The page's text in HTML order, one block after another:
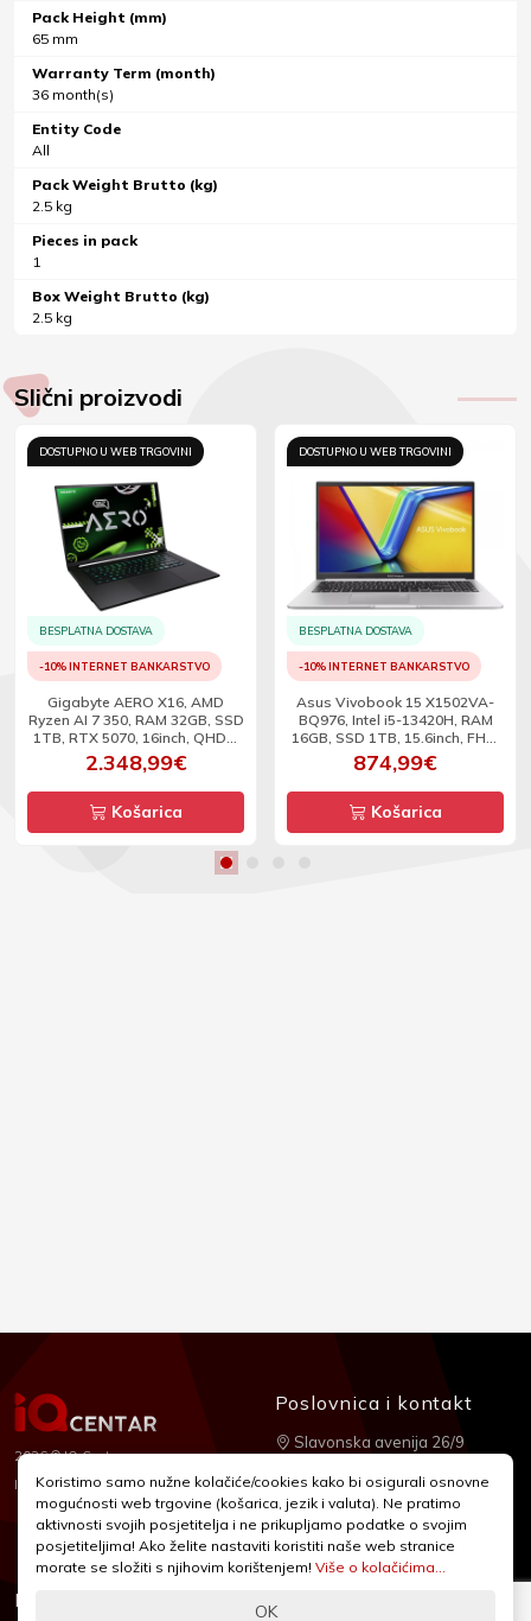
Pack Height (mm)
65 mm
Warranty Term (month)
36 month(s)
Entity Code
All
Pack Weight Brutto (kg)
2.5 kg
Pieces in pack
1
Box Weight Brutto (kg)
2.5 kg
Slični proizvodi
DOSTUPNO U WEB TRGOVINI
BESPLATNA DOSTAVA
-10% INTERNET BANKARSTVO
Gigabyte AERO X16, AMD
Ryzen AI 7 350, RAM 32GB, SSD
1TB, RTX 5070, 16inch, QHD+,
165Hz, W11
2.348,99€
Košarica
DOSTUPNO U WEB TRGOVINI
BESPLATNA DOSTAVA
-10% INTERNET BANKARSTVO
Asus Vivobook 15 X1502VA-
BQ976, Intel i5-13420H, RAM
16GB, SSD 1TB, 15.6inch, FHD,
W11
874,99€
Košarica
2026 © IQ Centar
Izrada:Nubilus
Informacije Podrška
Poslovnica i kontakt
Slavonska avenija 26/9
+385 1 2455 950
webshop@iqcentar.hr
Pon - Pet od 9 - 17h
Koristimo samo nužne kolačiće/cookies kako bi osigurali osnovne
mogućnosti web trgovine (košarica, jezik i valuta). Ne pratimo
aktivnosti svojih posjetitelja i ne prikupljamo podatke o svojim
posjetiteljima! Ako želite nastaviti koristiti naše web stranice
morate se složiti s njihovim korištenjem! Više o kolačićima...
OK